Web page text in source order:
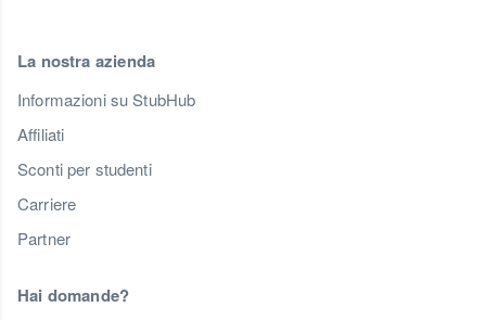
La nostra azienda
Informazioni su StubHub
Affiliati
Sconti per studenti
Carriere
Partner
Hai domande?